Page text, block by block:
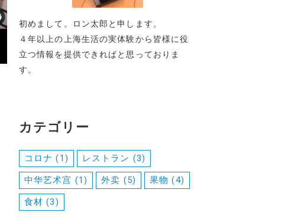
初めまして。ロン太郎と申します。
４年以上の上海生活の実体験から皆様に役
立つ情報を提供できればと思っておりま
す。
カテゴリー
コロナ (1) レストラン (3)
中华艺术宫 (1) 外卖 (5) 果物 (4)
食材 (3)